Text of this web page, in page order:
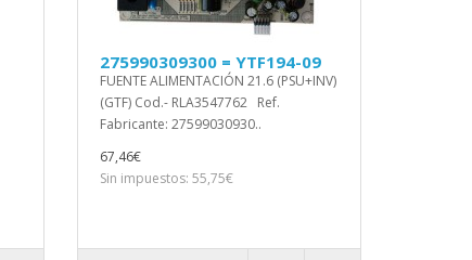
275990309300 = YTF194-09
FUENTE ALIMENTACIÓN 21.6 (PSU+INV)
(GTF) Cod.- RLA3547762 Ref.
Fabricante: 27599030930..
67,46€
Sin impuestos: 55,75€